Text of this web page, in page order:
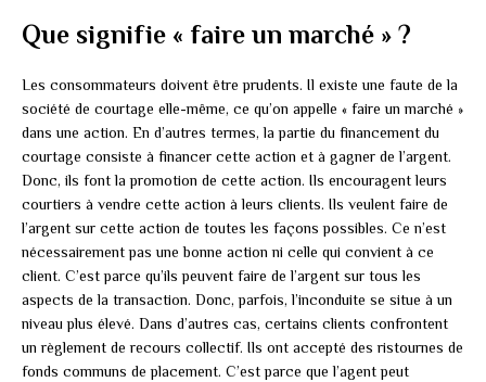
Que signifie « faire un marché » ?
Les consommateurs doivent être prudents. Il existe une faute de la
société de courtage elle-même, ce qu’on appelle « faire un marché »
dans une action. En d’autres termes, la partie du financement du
courtage consiste à financer cette action et à gagner de l’argent.
Donc, ils font la promotion de cette action. Ils encouragent leurs
courtiers à vendre cette action à leurs clients. Ils veulent faire de
l’argent sur cette action de toutes les façons possibles. Ce n’est
nécessairement pas une bonne action ni celle qui convient à ce
client. C’est parce qu’ils peuvent faire de l’argent sur tous les
aspects de la transaction. Donc, parfois, l’inconduite se situe à un
niveau plus élevé. Dans d’autres cas, certains clients confrontent
un règlement de recours collectif. Ils ont accepté des ristournes de
fonds communs de placement. C’est parce que l’agent peut